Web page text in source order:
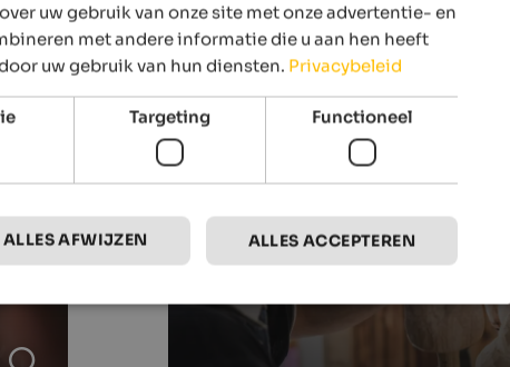
DUTCH
uw gebruik van onze site met onze advertentie- en
met andere informatie die u aan hen heeft
uw gebruik van hun diensten. Privacybeleid
Targeting Functioneel
ALLES ACCEPTEREN
ALLES AFWIJZEN